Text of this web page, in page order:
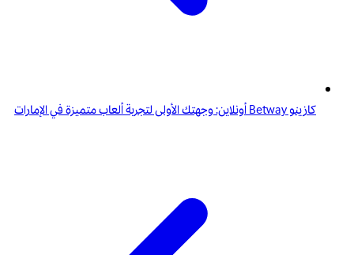
كازينو Betway أونلاين: وجهتك الأولى لتجربة ألعاب متميزة في الإمارات